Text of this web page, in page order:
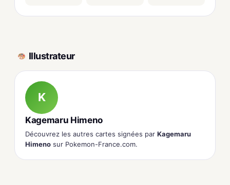
Illustrateur
K
Kagemaru Himeno
Découvrez les autres cartes signées par Kagemaru
Himeno sur Pokemon-France.com.